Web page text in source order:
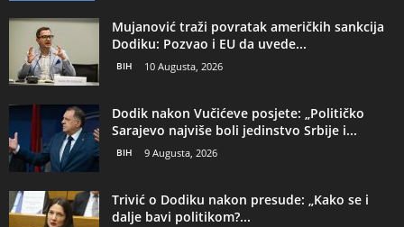
Mujanović traži povratak američkih sankcija
Dodiku: Pozvao i EU da uvede...
BIH 10 Augusta, 2026
Dodik nakon Vučićeve posjete: „Političko
Sarajevo najviše boli jedinstvo Srbije i...
BIH 9 Augusta, 2026
Trivić o Dodiku nakon presude: „Kako se i
dalje bavi politikom?...